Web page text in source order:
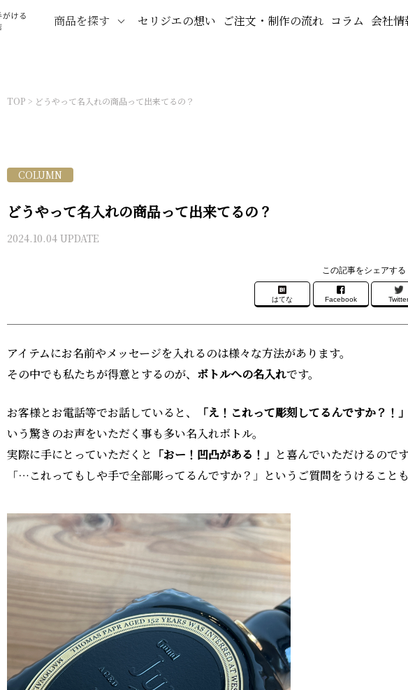
商品を探す セリジエの想い ご注文・制作の流れ コラム 会社情
TOP > どうやって名入れの商品って出来てるの？
COLUMN
どうやって名入れの商品って出来てるの？
2024.10.04 UPDATE
この記事をシェアする
はてな Facebook
アイテムにお名前やメッセージを入れるのは様々な方法があります。
その中でも私たちが得意とするのが、 ボトルへの名入れです。
お客様とお電話等でお話していると、 「え！これって彫刻してるんですか？！」
いう驚きのお声をいただく事も多い名入れボトル。
実際に手にとっていただくと 「おー！凹凸がある！」 と喜んでいただけるのです
「…これってもしや手で全部彫ってるんですか？」というご質問をうけることも